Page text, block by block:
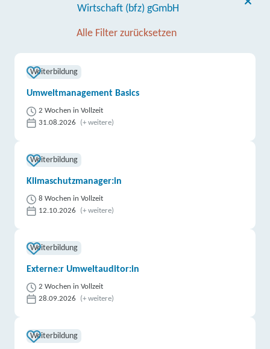
Wirtschaft (bfz) gGmbH
Alle Filter zurücksetzen
Weiterbildung
Umweltmanagement Basics
2 Wochen in Vollzeit
31.08.2026
(+ weitere)
Weiterbildung
Klimaschutzmanager:in
8 Wochen in Vollzeit
12.10.2026
(+ weitere)
Weiterbildung
Externe:r Umweltauditor:in
2 Wochen in Vollzeit
28.09.2026
(+ weitere)
Weiterbildung